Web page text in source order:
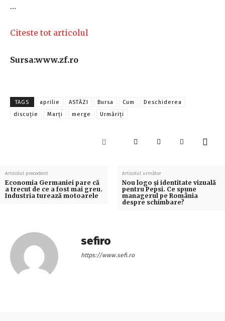
…
Citeste tot articolul
Sursa:www.zf.ro
TAGS aprilie ASTĂZI Bursa Cum
Deschiderea
discuţie
Marţi merge Urmăriţi
Articolul precedent
Economia Germaniei pare că
a trecut de ce a fost mai greu.
Industria turează motoarele
Articolul următor
Nou logo și identitate vizuală
pentru Pepsi. Ce spune
managerul pe România
despre schimbare?
sefiro
https://www.sefi.ro